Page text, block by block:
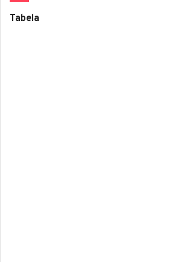
Tabela